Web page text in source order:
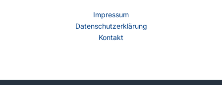
Impressum
Datenschutzerklärung
Kontakt